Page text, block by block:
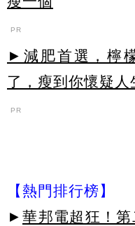
PR
►減肥首選，檸
了，瘦到你懷疑人
PR
【熱門排行榜】
► 華邦電超狂！